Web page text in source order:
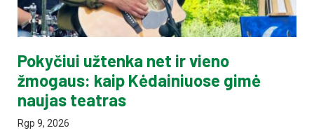
Pokyčiui užtenka net ir vieno
žmogaus: kaip Kėdainiuose gimė
naujas teatras
Rgp 9, 2026